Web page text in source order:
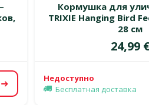
Посмотреть
Кормушка для
TRIXIE Hanging Bird
28 см
Цена
24,99
Недоступно
Бесплатная доставка